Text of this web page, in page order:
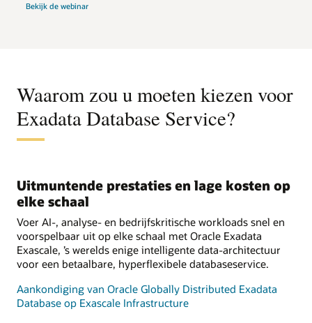
Bekijk de webinar
Waarom zou u moeten kiezen voor
Exadata Database Service?
Uitmuntende prestaties en lage kosten op
elke schaal
Voer AI-, analyse- en bedrijfskritische workloads snel en
voorspelbaar uit op elke schaal met Oracle Exadata
Exascale, ’s werelds enige intelligente data-architectuur
voor een betaalbare, hyperflexibele databaseservice.
Aankondiging van Oracle Globally Distributed Exadata
Database op Exascale Infrastructure